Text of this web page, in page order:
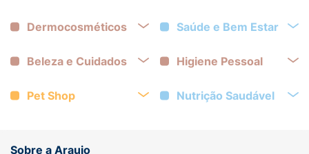
Dermocosméticos Saúde e Bem Estar
Beleza e Cuidados Higiene Pessoal
Pet Shop Nutrição Saudável
Sobre a Araujo